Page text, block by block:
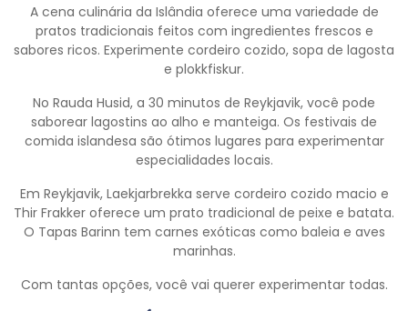
A cena culinária da Islândia oferece uma variedade de
pratos tradicionais feitos com ingredientes frescos e
sabores ricos. Experimente cordeiro cozido, sopa de lagosta
e plokkfiskur.
No Rauda Husid, a 30 minutos de Reykjavik, você pode
saborear lagostins ao alho e manteiga. Os festivais de
comida islandesa são ótimos lugares para experimentar
especialidades locais.
Em Reykjavik, Laekjarbrekka serve cordeiro cozido macio e
Thir Frakker oferece um prato tradicional de peixe e batata.
O Tapas Barinn tem carnes exóticas como baleia e aves
marinhas.
Com tantas opções, você vai querer experimentar todas.